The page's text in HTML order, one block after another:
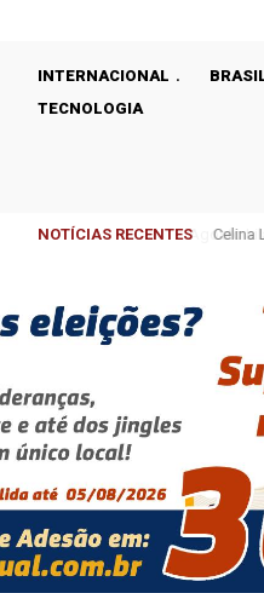
INTERNACIONAL
TECNOLOGIA
NOTÍCIAS RECENTES Celina